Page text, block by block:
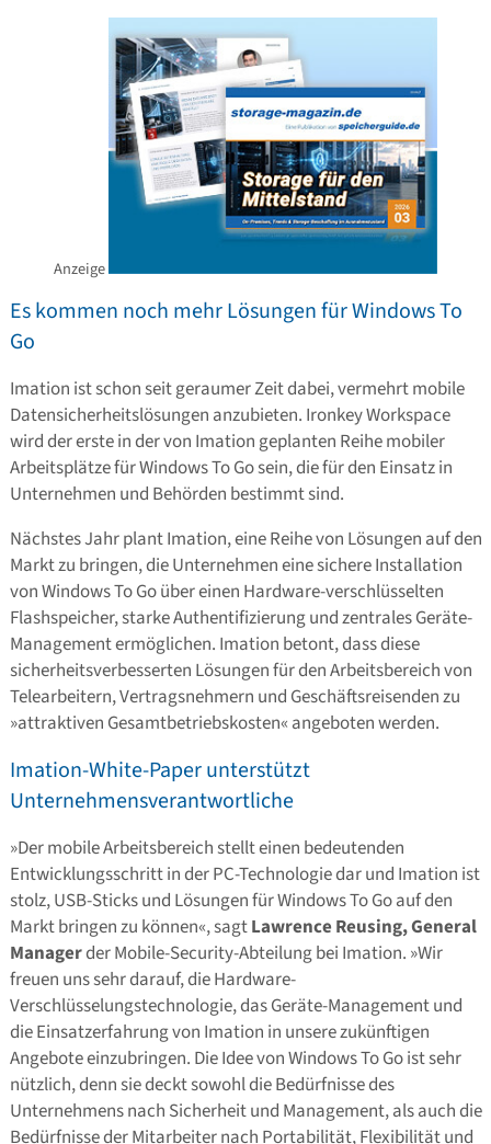
Anzeige
Es kommen noch mehr Lösungen für Windows To
Go
Imation ist schon seit geraumer Zeit dabei, vermehrt mobile
Datensicherheitslösungen anzubieten. Ironkey Workspace
wird der erste in der von Imation geplanten Reihe mobiler
Arbeitsplätze für Windows To Go sein, die für den Einsatz in
Unternehmen und Behörden bestimmt sind.
Nächstes Jahr plant Imation, eine Reihe von Lösungen auf den
Markt zu bringen, die Unternehmen eine sichere Installation
von Windows To Go über einen Hardware-verschlüsselten
Flashspeicher, starke Authentifizierung und zentrales Geräte-
Management ermöglichen. Imation betont, dass diese
sicherheitsverbesserten Lösungen für den Arbeitsbereich von
Telearbeitern, Vertragsnehmern und Geschäftsreisenden zu
»attraktiven Gesamtbetriebskosten« angeboten werden.
Imation-White-Paper unterstützt
Unternehmensverantwortliche
»Der mobile Arbeitsbereich stellt einen bedeutenden
Entwicklungsschritt in der PC-Technologie dar und Imation ist
stolz, USB-Sticks und Lösungen für Windows To Go auf den
Markt bringen zu können«, sagtLawrence Reusing, General
Managerder Mobile-Security-Abteilung bei Imation. »Wir
freuen uns sehr darauf, die Hardware-
Verschlüsselungstechnologie, das Geräte-Management und
die Einsatzerfahrung von Imation in unsere zukünftigen
Angebote einzubringen. Die Idee von Windows To Go ist sehr
nützlich, denn sie deckt sowohl die Bedürfnisse des
Unternehmens nach Sicherheit und Management, als auch die
Bedürfnisse der Mitarbeiter nach Portabilität, Flexibilität und